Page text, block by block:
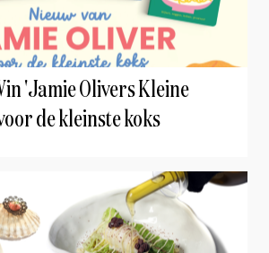
'Jamie Olivers Kleine
de kleinste koks